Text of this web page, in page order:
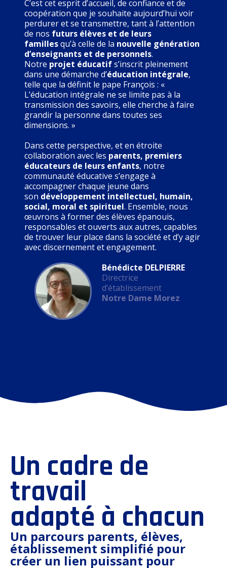
C’est cet esprit d’accueil, de confiance et de
coopération que je souhaite aujourd’hui voir
perdurer et se transmettre, tant à l’attention
de nos futurs élèves et de leurs
famillesqu’à celle de la nouvelle génération
d’enseignants et de personnels.
Notre projet éducatifs’inscrit pleinement
dans une démarche d’éducation intégrale,
telle que la définit le pape François : «
L’éducation intégrale ne se limite pas à la
transmission des savoirs, elle cherche à faire
grandir la personne dans toutes ses
dimensions. »
Dans cette perspective, et en étroite
collaboration avec les parents, premiers
éducateurs de leurs enfants, notre
communauté éducative s’engage à
accompagner chaque jeune dans
son développement intellectuel, humain,
social, moral et spirituel. Ensemble, nous
œuvrons à former des élèves épanouis,
responsables et ouverts aux autres, capables
de trouver leur place dans la société et d’y agir
avec discernement et engagement.
Bénédicte DELPIERRE
Directrice
d’établissement
Notre Dame Morez
Un cadre de
travail
adapté à chacun
Un parcours parents, élèves,
établissement simplifié pour
créer un lien puissant pour